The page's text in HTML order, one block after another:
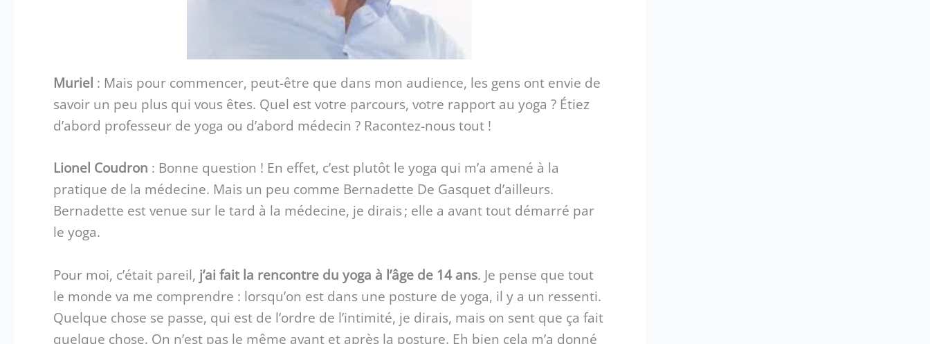
Muriel : Mais pour commencer, peut-être que dans mon audience, les gens ont envie de
savoir un peu plus qui vous êtes. Quel est votre parcours, votre rapport au yoga ? Étiez
d’abord professeur de yoga ou d’abord médecin ? Racontez-nous tout !
Lionel Coudron : Bonne question ! En effet, c’est plutôt le yoga qui m’a amené à la
pratique de la médecine. Mais un peu comme Bernadette De Gasquet d’ailleurs.
Bernadette est venue sur le tard à la médecine, je dirais ; elle a avant tout démarré par
le yoga.
Pour moi, c’était pareil, j’ai fait la rencontre du yoga à l’âge de 14 ans. Je pense que tout
le monde va me comprendre : lorsqu’on est dans une posture de yoga, il y a un ressenti.
Quelque chose se passe, qui est de l’ordre de l’intimité, je dirais, mais on sent que ça fait
quelque chose. On n’est pas le même avant et après la posture. Eh bien cela m’a donné